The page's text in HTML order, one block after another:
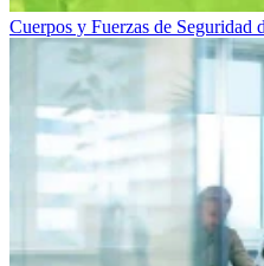
Cuerpos y Fuerzas de Seguridad